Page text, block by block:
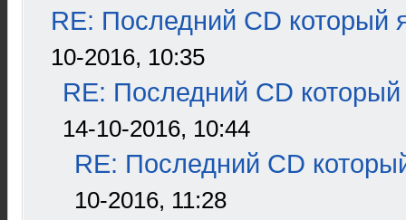
RE: Последний CD который
10-2016, 10:35
RE: Последний CD который
14-10-2016, 10:44
RE: Последний CD
10-2016, 11:28